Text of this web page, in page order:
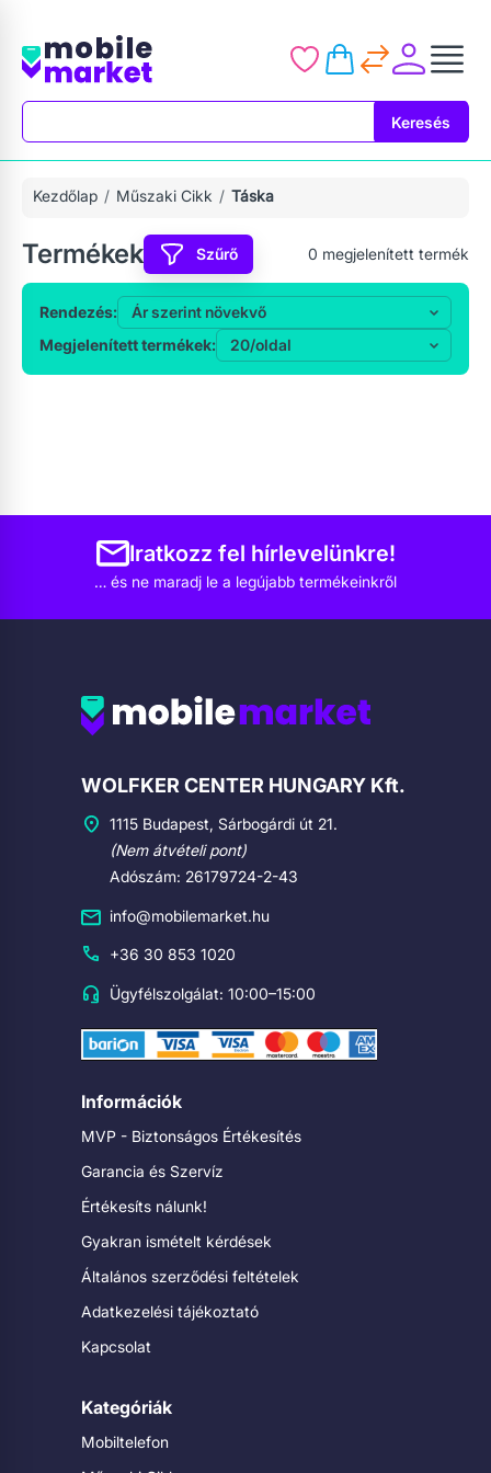
Keresés
Kezdőlap Műszaki Cikk Táska
Termékek Szűrő 0 megjelenített termék
Rendezés:
Megjelenített termékek:
Iratkozz fel hírlevelünkre!
… és ne maradj le a legújabb termékeinkről
Cégadatok
WOLFKER CENTER HUNGARY Kft.
1115 Budapest, Sárbogárdi út 21.
(Nem átvételi pont)
Adószám: 26179724-2-43
info@mobilemarket.hu
+36 30 853 1020
Ügyfélszolgálat: 10:00–15:00
Információk
MVP - Biztonságos Értékesítés
Garancia és Szervíz
Értékesíts nálunk!
Gyakran ismételt kérdések
Általános szerződési feltételek
Adatkezelési tájékoztató
Kapcsolat
Kategóriák
Mobiltelefon